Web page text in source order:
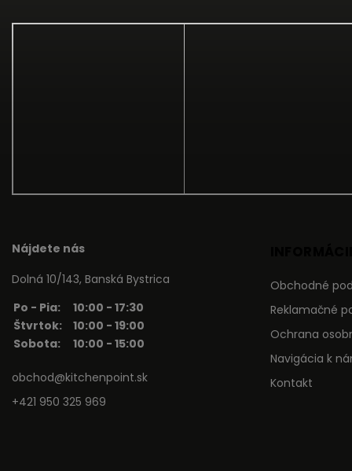
Nájdete nás
Dolná 10/143, Banská Bystrica
Po - Pia:
10:00 - 17:30
Štvrtok:
10:00 - 19:00
Sobota:
10:00 - 15:00
obchod@kitchenpoint.sk
+421 950 325 969
Obchodné
Reklamačné
Ochrana
Navigácia k
Kontakt